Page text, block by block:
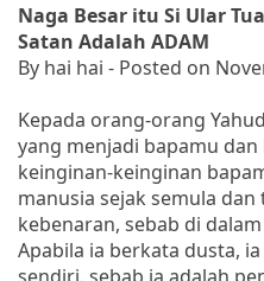
Naga Besar itu Si Ular
Satan Adalah ADAM
By hai hai - Posted on
Kepada orang-orang
yang menjadi bapamu
keinginan-keinginan
manusia sejak semula
kebenaran, sebab di
Apabila ia berkata dusta,
sendiri, sebab ia adalah